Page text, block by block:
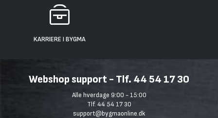
KARRIERE I BYGMA
Webshop support - Tlf. 44 54 17 30
Alle hverdage 9:00 - 15:00
Tlf. 44 54 17 30
support@bygmaonline.dk